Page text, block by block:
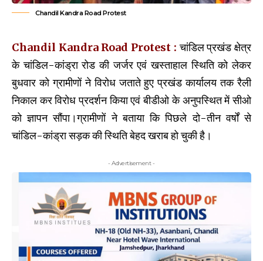
Chandil Kandra Road Protest
Chandil Kandra Road Protest : चांडिल प्रखंड क्षेत्र
के चांडिल-कांड्रा रोड की जर्जर एवं खस्ताहाल स्थिति को लेकर
बुधवार को ग्रामीणों ने विरोध जताते हुए प्रखंड कार्यालय तक रैली
निकाल कर विरोध प्रदर्शन किया एवं बीडीओ के अनुपस्थित में सीओ
को ज्ञापन सौंपा।ग्रामीणों ने बताया कि पिछले दो-तीन वर्षों से
चांडिल-कांड्रा सड़क की स्थिति बेहद खराब हो चुकी है।
- Advertisement -